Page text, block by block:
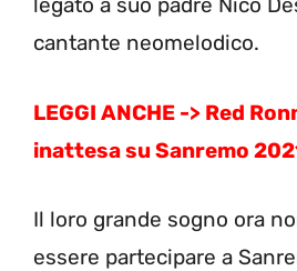
legato a suo padre Nico
cantante neomelodico.
LEGGI ANCHE -> Red
inattesa su Sanremo
Il loro grande sogno ora
essere partecipare a